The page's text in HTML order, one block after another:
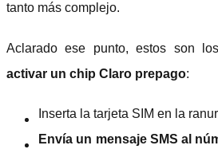
tanto más complejo.
Aclarado ese punto, estos son
activar un chip Claro prepago:
Inserta la tarjeta SIM en la
Envía un mensaje SMS al